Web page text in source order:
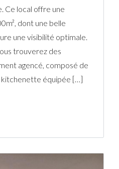
Ce local offre une
dont une belle
une visibilité optimale.
trouverez des
agencé, composé de
kitchenette équipée […]